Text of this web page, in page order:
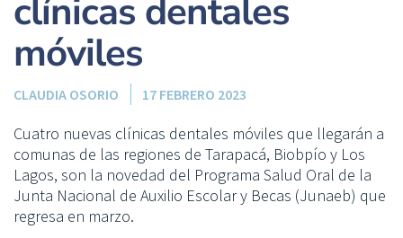
clínicas dentales
móviles
CLAUDIA OSORIO 17 FEBRERO 2023
Cuatro nuevas clínicas dentales móviles que llegarán a
comunas de las regiones de Tarapacá, Biobpío y Los
Lagos, son la novedad del Programa Salud Oral de la
Junta Nacional de Auxilio Escolar y Becas (Junaeb) que
regresa en marzo.